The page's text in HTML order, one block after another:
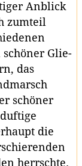
Anblick
zumteil
Glie-
das
schöner
die
herrschte.